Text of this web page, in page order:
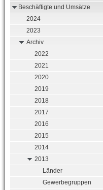
Beschäftigte und Umsätze
2024
2023
Archiv
2022
2021
2020
2019
2018
2017
2016
2015
2014
2013
Länder
Gewerbegruppen